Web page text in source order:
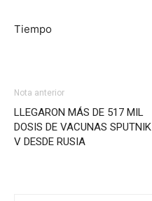
Tiempo
Nota anterior
LLEGARON MÁS DE 517 MIL
DOSIS DE VACUNAS SPUTNIK
V DESDE RUSIA